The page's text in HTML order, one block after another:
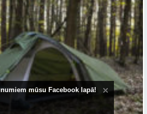
Svarīgākie tehniskie parametri un
mūsu Facebook lapā!